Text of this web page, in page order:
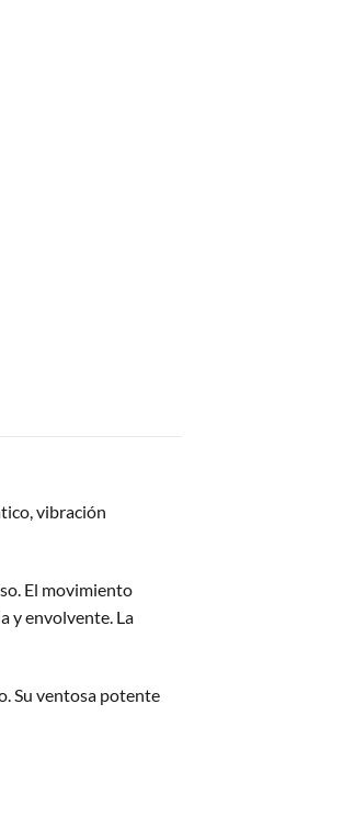
vibración
El movimiento
y envolvente. La
Su ventosa potente